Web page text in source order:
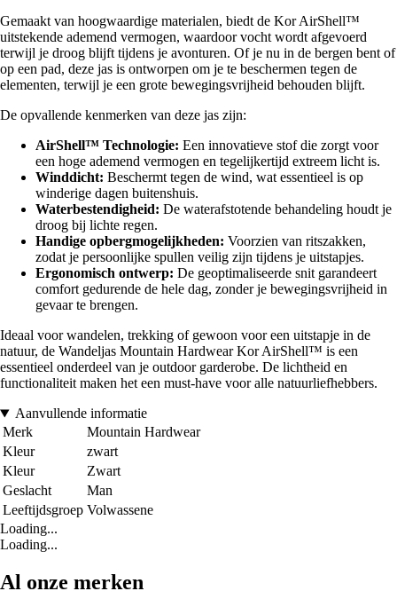
Gemaakt van hoogwaardige materialen, biedt de Kor AirShell™
uitstekende ademend vermogen, waardoor vocht wordt afgevoerd
terwijl je droog blijft tijdens je avonturen. Of je nu in de bergen bent of
op een pad, deze jas is ontworpen om je te beschermen tegen de
elementen, terwijl je een grote bewegingsvrijheid behouden blijft.
De opvallende kenmerken van deze jas zijn:
AirShell™ Technologie: Een innovatieve stof die zorgt voor
een hoge ademend vermogen en tegelijkertijd extreem licht is.
Winddicht: Beschermt tegen de wind, wat essentieel is op
winderige dagen buitenshuis.
Waterbestendigheid: De waterafstotende behandeling houdt je
droog bij lichte regen.
Handige opbergmogelijkheden: Voorzien van ritszakken,
zodat je persoonlijke spullen veilig zijn tijdens je uitstapjes.
Ergonomisch ontwerp: De geoptimaliseerde snit garandeert
comfort gedurende de hele dag, zonder je bewegingsvrijheid in
gevaar te brengen.
Ideaal voor wandelen, trekking of gewoon voor een uitstapje in de
natuur, de Wandeljas Mountain Hardwear Kor AirShell™ is een
essentieel onderdeel van je outdoor garderobe. De lichtheid en
functionaliteit maken het een must-have voor alle natuurliefhebbers.
Aanvullende informatie
Merk
Mountain Hardwear
Kleur
zwart
Kleur
Zwart
Geslacht
Man
Leeftijdsgroep Volwassene
Loading...
Loading...
Al onze merken